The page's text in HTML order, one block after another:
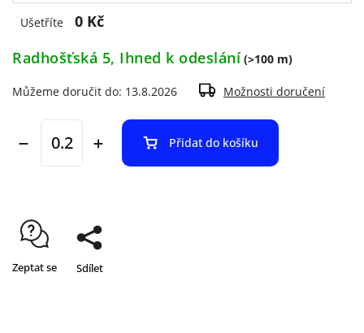
Ušetříte
0 Kč
Radhošťská 5, Ihned k odeslání (>100 m)
Můžeme doručit do: 13.8.2026 Možnosti doručení
Přidat do košíku
Zeptat se Sdílet